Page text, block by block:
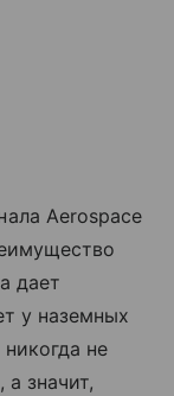
Aerospace
дает
у наземных
не
а значит,